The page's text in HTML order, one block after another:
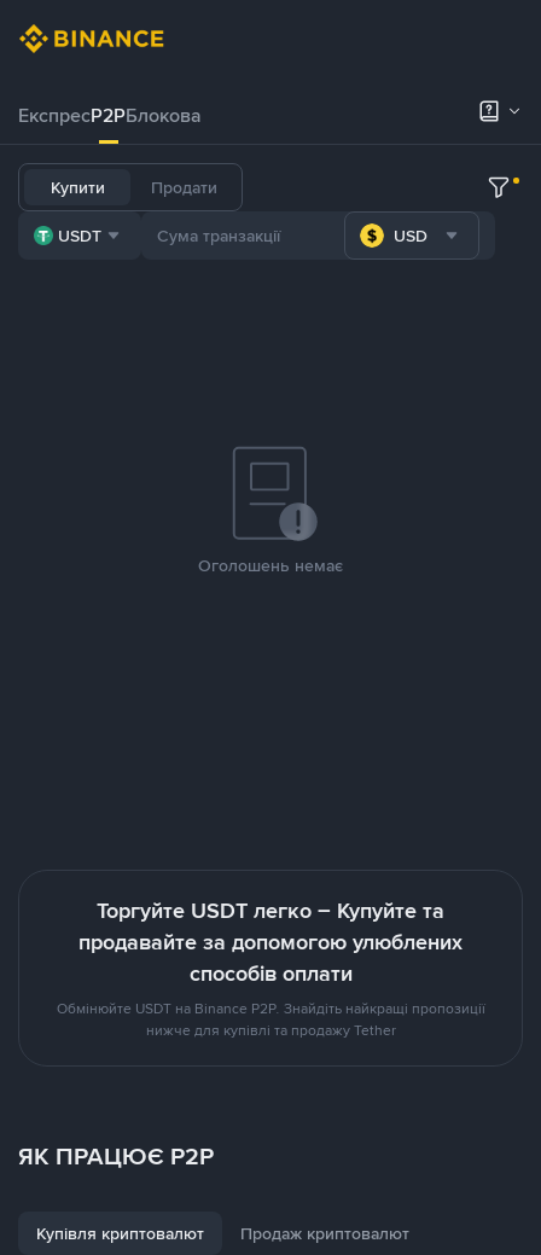
ЕкспресP2PБлокова
Купити Продати
USDT USD
Оголошень немає
Торгуйте USDT легко – Купуйте та
продавайте за допомогою улюблених
способів оплати
Обмінюйте USDT на Binance P2P. Знайдіть найкращі пропозиції
нижче для купівлі та продажу Tether
ЯК ПРАЦЮЄ P2P
Купівля криптовалют Продаж криптовалют